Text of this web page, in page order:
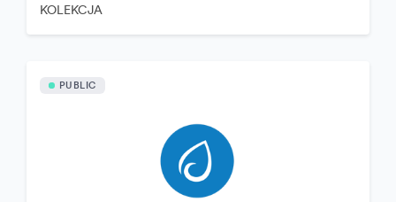
KOLEKCJA
PUBLIC